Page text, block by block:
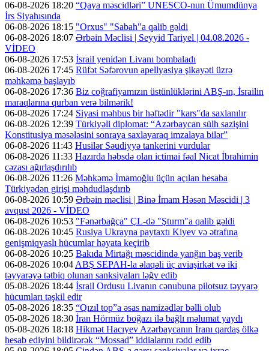
06-08-2026 18:20 “Qaya məscidləri” UNESCO-nun Ümumdünya
İrs Siyahısında
06-08-2026 18:15 "Orxus" "Sabah"a qalib gəldi
06-08-2026 18:07 Ərbəin Məclisi | Seyyid Tariyel | 04.08.2026 -
VİDEO
06-08-2026 17:53 İsrail yenidən Livanı bombaladı
06-08-2026 17:45 Rüfət Səfərovun apellyasiya şikayəti üzrə
məhkəmə başlayıb
06-08-2026 17:36 Biz coğrafiyamızın üstünlüklərini ABŞ-ın, İsrailin
maraqlarına qurban verə bilmərik!
06-08-2026 17:24 Siyasi məhbus bir həftədir "kars"da saxlanılır
06-08-2026 12:39 Türkiyəli diplomat: “Azərbaycan sülh sazişini
Konstitusiya məsələsini sonraya saxlayaraq imzalaya bilər”
06-08-2026 11:43 Husilər Səudiyyə tankerini vurdular
06-08-2026 11:33 Hazırda həbsdə olan ictimai fəal Nicat İbrahimin
cəzası ağırlaşdırılıb
06-08-2026 11:26 Məhkəmə İmamoğlu üçün açılan hesaba
Türkiyədən girişi məhdudlaşdırıb
06-08-2026 10:59 Ərbəin məclisi | Binə İmam Həsən Məscidi | 3
avqust 2026 - VİDEO
06-08-2026 10:53 "Fənərbağça" ÇL-də "Şturm"a qalib gəldi
06-08-2026 10:45 Rusiya Ukrayna paytaxtı Kiyev və ətrafına
genişmiqyaslı hücumlar həyata keçirib
06-08-2026 10:25 Bakıda Mirtağı məscidində yanğın baş verib
06-08-2026 10:04 ABŞ SEPAH-la əlaqəli üç aviaşirkət və iki
təyyarəyə tətbiq olunan sanksiyaları ləğv edib
05-08-2026 18:44 İsrail Ordusu Livanın cənubuna pilotsuz təyyarə
hücumları təşkil edir
05-08-2026 18:35 “Qızıl top”a əsas namizədlər bəlli olub
05-08-2026 18:30 İran Hörmüz boğazı ilə bağlı məlumat yaydı
05-08-2026 18:18 Hikmət Hacıyev Azərbaycanın İranı qardaş ölkə
hesab ediyini bildirərək “Mossad” iddialarını rədd edib